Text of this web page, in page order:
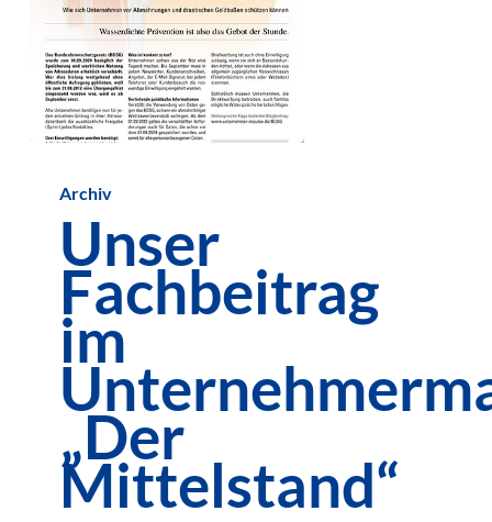
Fachbeitrag
Unternehmermagazin
„Der
Archiv
Unser
Fachbeitrag
im
„Der
Mittelstand“